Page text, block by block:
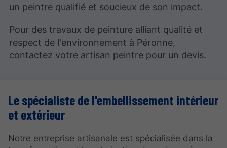
un peintre qualifié et soucieux de son impact.
Pour des travaux de peinture alliant qualité et
respect de l'environnement à Péronne,
contactez votre artisan peintre pour un devis.
Le spécialiste de l'embellissement intérieur
et extérieur
Notre entreprise artisanale est spécialisée dans la